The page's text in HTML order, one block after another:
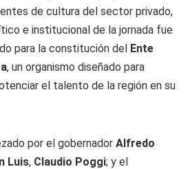
de cultura del sector privado,
e institucional de la jornada fue
para la constitución del Ente
, un organismo diseñado para
el talento de la región en su
por el gobernador Alfredo
Luis, Claudio Poggi; y el